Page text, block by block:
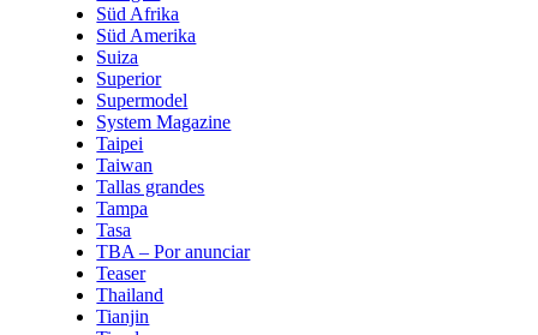
Süd Afrika
Süd Amerika
Suiza
Superior
Supermodel
System Magazine
Taipei
Taiwan
Tallas grandes
Tampa
Tasa
TBA – Por anunciar
Teaser
Thailand
Tianjin